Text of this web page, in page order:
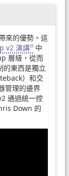
來的優勢。這
v2 演講
中
層級，從而
的東西是獨立
）和交
管理的邊界
通過統一控
Down 的